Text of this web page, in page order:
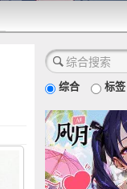
综合 标签